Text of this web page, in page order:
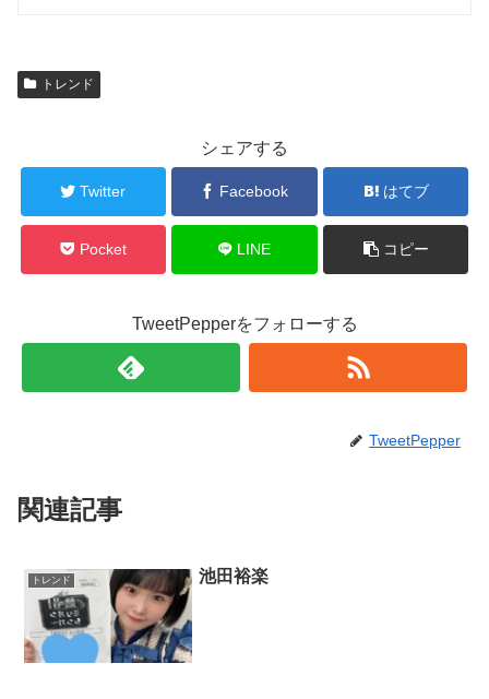
トレンド
シェアする
Twitter Facebook はてブ
Pocket LINE コピー
TweetPepperをフォローする
TweetPepper
関連記事
トレンド 池田裕楽